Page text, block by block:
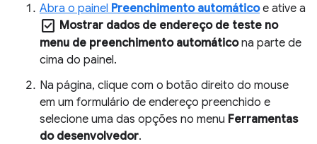
Abra o painel Preenchimento automáticoe ative a
check_box Mostrar dados de endereço de teste no
menu de preenchimento automáticona parte de
cima do painel.
Na página, clique com o botão direito do mouse
em um formulário de endereço preenchido e
selecione uma das opções no menu Ferramentas
do desenvolvedor.